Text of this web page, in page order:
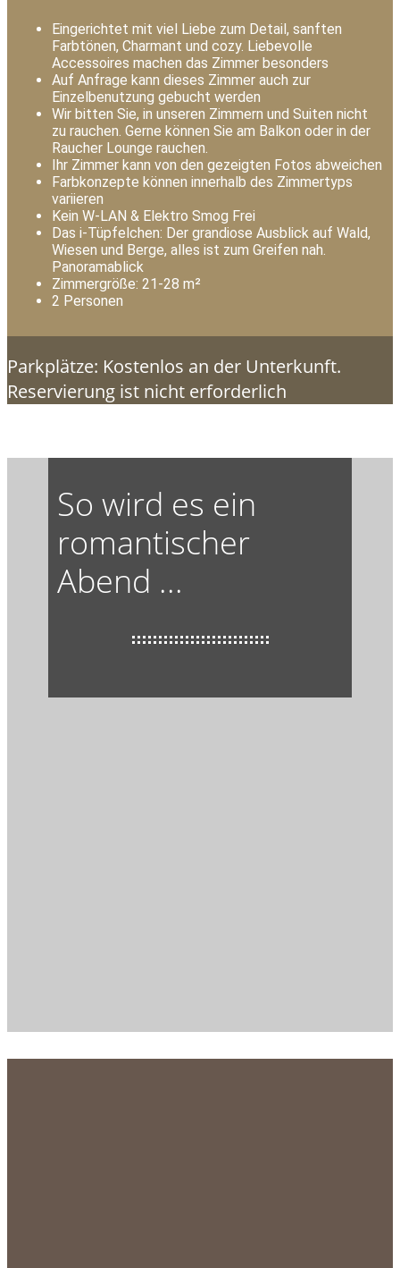
Eingerichtet mit viel Liebe zum Detail, sanften
Farbtönen, Charmant und cozy. Liebevolle
Accessoires machen das Zimmer besonders
Auf Anfrage kann dieses Zimmer auch zur
Einzelbenutzung gebucht werden
Wir bitten Sie, in unseren Zimmern und Suiten nicht
zu rauchen. Gerne können Sie am Balkon oder in der
Raucher Lounge rauchen.
Ihr Zimmer kann von den gezeigten Fotos abweichen
Farbkonzepte können innerhalb des Zimmertyps
variieren
Kein W-LAN & Elektro Smog Frei
Das i-Tüpfelchen: Der grandiose Ausblick auf Wald,
Wiesen und Berge, alles ist zum Greifen nah.
Panoramablick
Zimmergröße: 21-28 m²
2 Personen
Parkplätze: Kostenlos an der Unterkunft.
Reservierung ist nicht erforderlich
So wird es ein
romantischer
Abend ...